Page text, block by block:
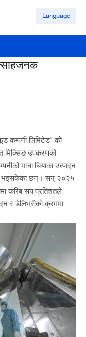
Language
कम्पनी लिमिटेड" को
मिक्सिङ उपकरणको
माचा चियाका उत्पादन
भइसकेका छन्। सन् २०२५
करिब सय प्रतिशतले
र डेलिभरीको क्रममा